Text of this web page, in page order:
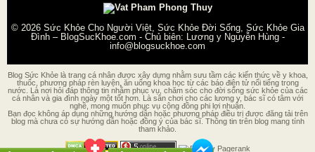
© 2026 Sức Khỏe Cho Người Việt, Sức Khỏe Đời Sống, Sức Khỏe Gia
Đình – BlogSucKhoe.com - Chủ biên: Lương y Nguyễn Hùng-
info@blogsuckhoe.com
Blog Sức Khỏe là trang cá nhân được xây dựng nhằm sưu tầm các kiến thức về y khoa,
thuốc, phương pháp rèn luyện, ăn uống khoa học từ các báo điện tử nổi tiếng trong
nước. Là nơi hỏi đáp thông tin nhằm phục vụ, chăm sóc cho đời sống sức khỏe của các
cá nhân và gia đình ngày một tốt hơn. Là sân chơi cho các lương y, bác sĩ có tâm với
nghề, mong muốn phục vụ cộng đồng phi lợi nhuận.
Bạn đọc không áp dụng những hướng dẫn hoặc phương pháp điều trị được đăng tải trên
blog mà chưa có sự hướng dẫn hoặc đồng ý của bác sĩ. Thông tin trên blog mang tính
tham khảo.